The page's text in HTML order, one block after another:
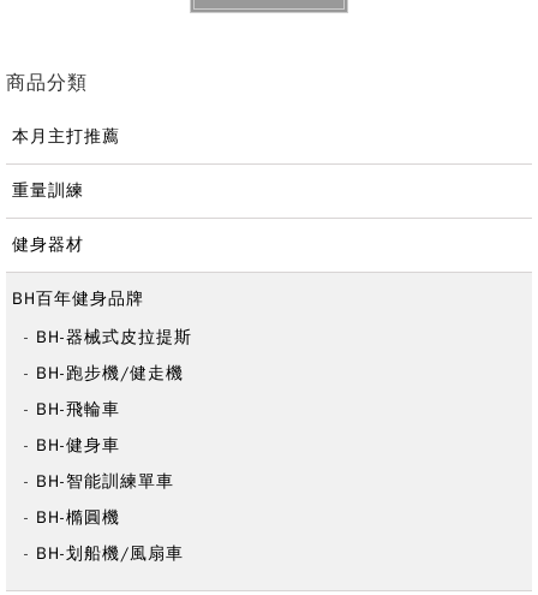
商品分類
本月主打推薦
重量訓練
健身器材
BH百年健身品牌
BH-器械式皮拉提斯
BH-跑步機/健走機
BH-飛輪車
BH-健身車
BH-智能訓練單車
BH-橢圓機
BH-划船機/風扇車